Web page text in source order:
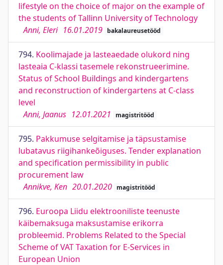
lifestyle on the choice of major on the example of
the students of Tallinn University of Technology
Anni, Eleri 16.01.2019 bakalaureusetööd
794. Koolimajade ja lasteaedade olukord ning
lasteaia C-klassi tasemele rekonstrueerimine.
Status of School Buildings and kindergartens
and reconstruction of kindergartens at C-class
level
Anni, Jaanus 12.01.2021 magistritööd
795. Pakkumuse selgitamise ja täpsustamise
lubatavus riigihankeõiguses. Tender explanation
and specification permissibility in public
procurement law
Annikve, Ken 20.01.2020 magistritööd
796. Euroopa Liidu elektrooniliste teenuste
käibemaksuga maksustamise erikorra
probleemid. Problems Related to the Special
Scheme of VAT Taxation for E-Services in
European Union